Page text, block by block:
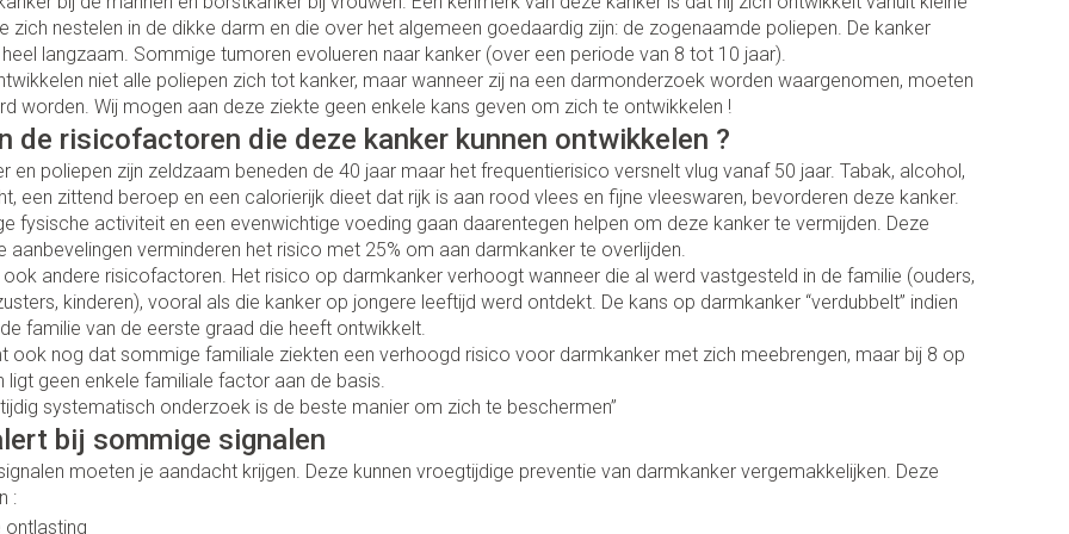
huid en
Toon meer
Oren
Oordopjes
Oorreiniging
Oordruppels
Voeten en benen
Droge voeten, eelt en kloven
Blaren
Eelt
Eksteroog - likdoorn
Toon meer
Insectenwerende middelen
Parfums en geurproducten
Specifiek voor mannen
Lichaamsverzorging
ontschminken
Reinigingsmelk, - crème, -olie en
gel
Micellair water
Specifiek voor de ogen
Gezichtsverzorging
Pigmentstoornissen
Doffe huid
Ogen
Neus
Keel
Botten, spieren en gewrichten
Toon meer
categorie
Podologie
Cold - Hot therapie - warm/koud
Verbanddozen
Medische hulpmiddelen
Toon meer
Diagnosetesten en
meetapparatuur
Alcoholtest
Bloeddrukmeter
Cholesteroltest
Hartslagmeter
Overige diabetes producten
Naalden voor insulinespuiten
Toon meer
Stoma
Stomazakjes
Stomaplaatje
Accessoires
Ergonomie
Sondes, baxters en catheters
Sondes
Accessoires voor sondes
Catheters
Mondmaskers
orthopedische verbanden
Spieren en gewrichten Spijsvertering Accessoires
en
Zenuwstelsel
Slapeloosheid, spanning en
stress
Stoppen met roken
Infecties
Jeuk
Luizen
Acne
Ogen
Ooginfecties
inflammatoire middelen
Afslanken
Tabletten
zich nestelen in de dikke darm en die over het algemeen goedaardig zijn: de zogenaamde poliepen. De kanker
langzaam. Sommige tumoren evolueren naar kanker (over een periode van 8 tot 10 jaar).
niet alle poliepen zich tot kanker, maar wanneer zij na een darmonderzoek worden waargenomen, moeten
worden. Wij mogen aan deze ziekte geen enkele kans geven om zich te ontwikkelen !
de risicofactoren die deze kanker kunnen ontwikkelen ?
en poliepen zijn zeldzaam beneden de 40 jaar maar het frequentierisico versnelt vlug vanaf 50 jaar. Tabak, alcohol,
een zittend beroep en een calorierijk dieet dat rijk is aan rood vlees en fijne vleeswaren, bevorderen deze kanker.
fysische activiteit en een evenwichtige voeding gaan daarentegen helpen om deze kanker te vermijden. Deze
aanbevelingen verminderen het risico met 25% om aan darmkanker te overlijden.
ook andere risicofactoren. Het risico op darmkanker verhoogt wanneer die al werd vastgesteld in de familie (ouders,
kinderen), vooral als die kanker op jongere leeftijd werd ontdekt. De kans op darmkanker “verdubbelt” indien
familie van de eerste graad die heeft ontwikkelt.
ook nog dat sommige familiale ziekten een verhoogd risico voor darmkanker met zich meebrengen, maar bij 8 op
ligt geen enkele familiale factor aan de basis.
systematisch onderzoek is de beste manier om zich te beschermen”
bij sommige signalen
moeten je aandacht krijgen. Deze kunnen vroegtijdige preventie van darmkanker vergemakkelijken. Deze
:
ontlasting